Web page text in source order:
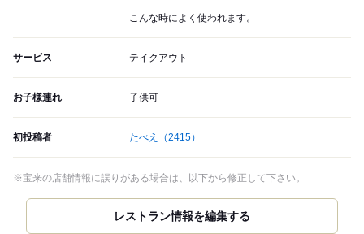
こんな時によく使われます。
サービス テイクアウト
お子様連れ 子供可
初投稿者 たべえ （2415）
※宝来の店舗情報に誤りがある場合は、以下から修正して下さい。